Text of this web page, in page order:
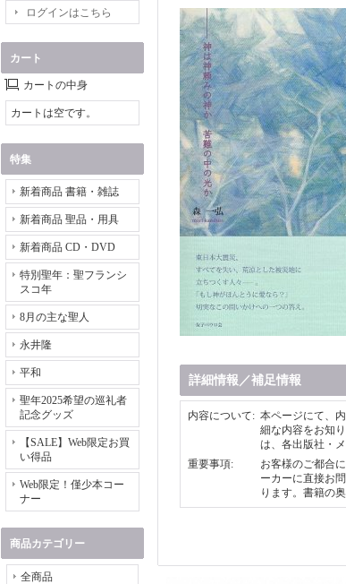
ログインはこちら
カート
カートの中身
カートは空です。
特集
新着商品 書籍・雑誌
新着商品 聖品・用具
新着商品 CD・DVD
特別聖年：聖フランシ
スコ年
8月の主な聖人
永井隆
平和
聖年2025希望の巡礼者
記念グッズ
【SALE】Web限定お買
い得品
Web限定！僅少本コー
ナー
商品カテゴリー
全商品
詳細情報／補足情報
内容について: 本ページにて、
細な内容をお知
は、各出版社・
重要事項:
お客様のご都合
ーカーに直接お
ります。書籍の